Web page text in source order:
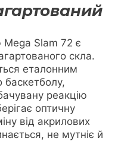
Mega Slam 72 є
скла.
еталонним
баскетболу,
реакцію
оптичну
від акрилових
не мутніє й